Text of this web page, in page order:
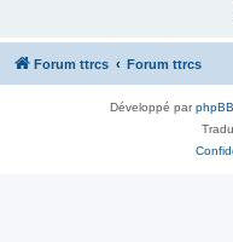
Forum ttrcs Forum ttrcs
Développé parphpBB